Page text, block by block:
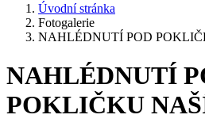
Úvodní stránka
Fotogalerie
NAHLÉDNUTÍ POD
NAHLÉDNUTÍ
POKLIČKU